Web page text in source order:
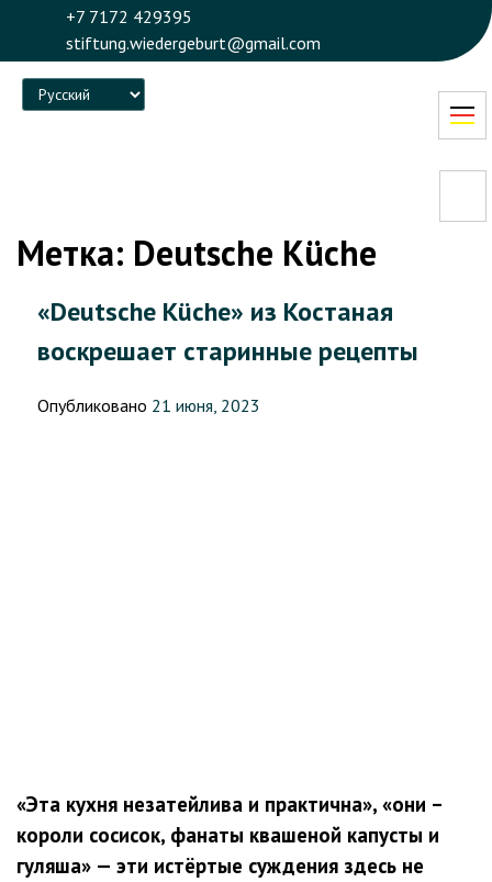
+7 7172 429395
stiftung.wiedergeburt@gmail.com
Language
Метка: Deutsche Küche
«Deutsche Küche» из Костаная
воскрешает старинные рецепты
Опубликовано 21 июня, 2023
«Эта кухня незатейлива и практична», «они –
короли сосисок, фанаты квашеной капусты и
гуляша» — эти истёртые суждения здесь не